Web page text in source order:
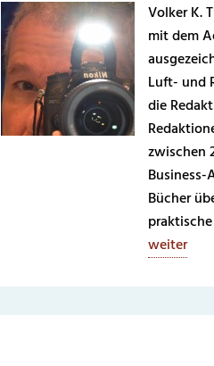
Volker K.
mit dem
Luft- und
die
zwischen
Bücher
weiter